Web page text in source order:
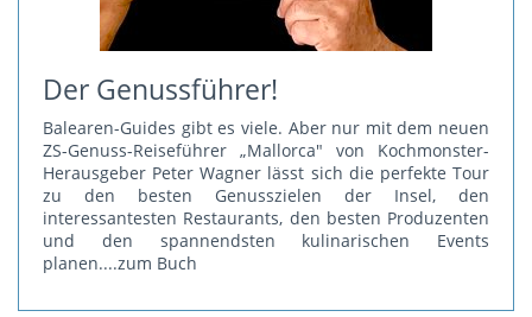
Der Genussführer!
Balearen-Guides gibt es viele. Aber nur mit dem neuen
ZS-Genuss-Reiseführer „Mallorca" von Kochmonster-
Herausgeber Peter Wagner lässt sich die perfekte Tour
zu den besten Genusszielen der Insel, den
interessantesten Restaurants, den besten Produzenten
und den spannendsten kulinarischen Events
planen....zum Buch